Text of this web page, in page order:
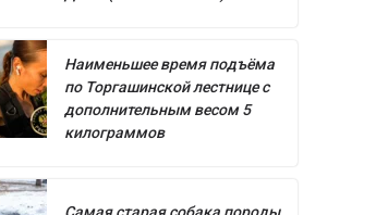
Наименьшее время подъёма
по Торгашинской лестнице с
дополнительным весом 5
килограммов